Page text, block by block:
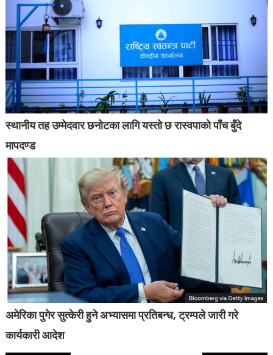
स्थानीय तह उम्मेदवार छनोटका लागि यस्तो छ रास्वपाको पाँच बुँदे
मापदण्ड
अमेरिका पुगेर सुत्केरी हुने अभ्यासमा प्रतिबन्ध, ट्रम्पले जारी गरे
कार्यकारी आदेश